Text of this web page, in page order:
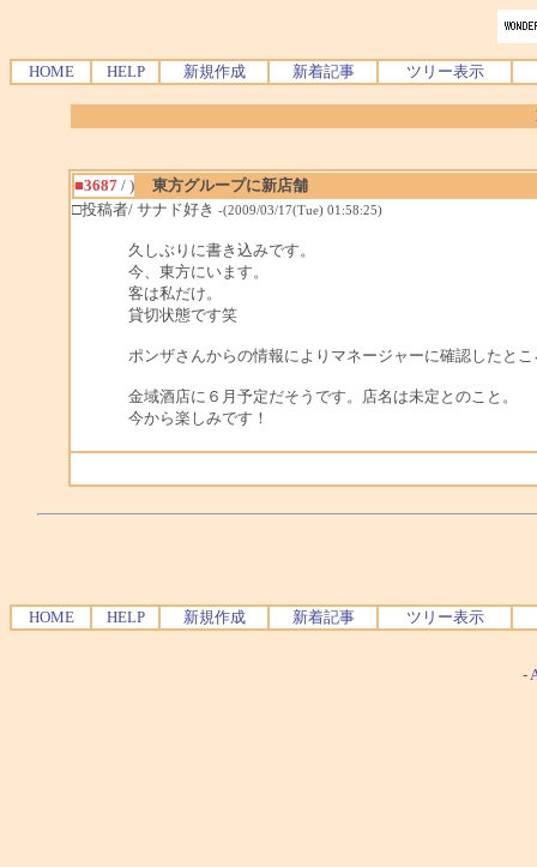
HOME HELP 新規作成 新着記事 ツリー表示
■3687/ )
東方グループに新店舗
□投稿者/ サナド好き -(2009/03/17(Tue) 01:58:25)
久しぶりに書き込みです。
今、東方にいます。
客は私だけ。
貸切状態です笑
ポンザさんからの情報によりマネージャーに確認したと
金域酒店に６月予定だそうです。店名は未定とのこと。
今から楽しみです！
HOME HELP 新規作成 新着記事 ツリー表示
-